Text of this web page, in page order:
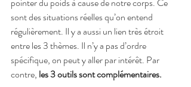
pointer du poids à cause de notre corps. Ce
sont des situations réelles qu’on entend
régulièrement. Il y a aussi un lien très étroit
entre les 3 thèmes. Il n’y a pas d’ordre
spécifique, on peut y aller par intérêt. Par
contre, les 3 outils sont complémentaires.